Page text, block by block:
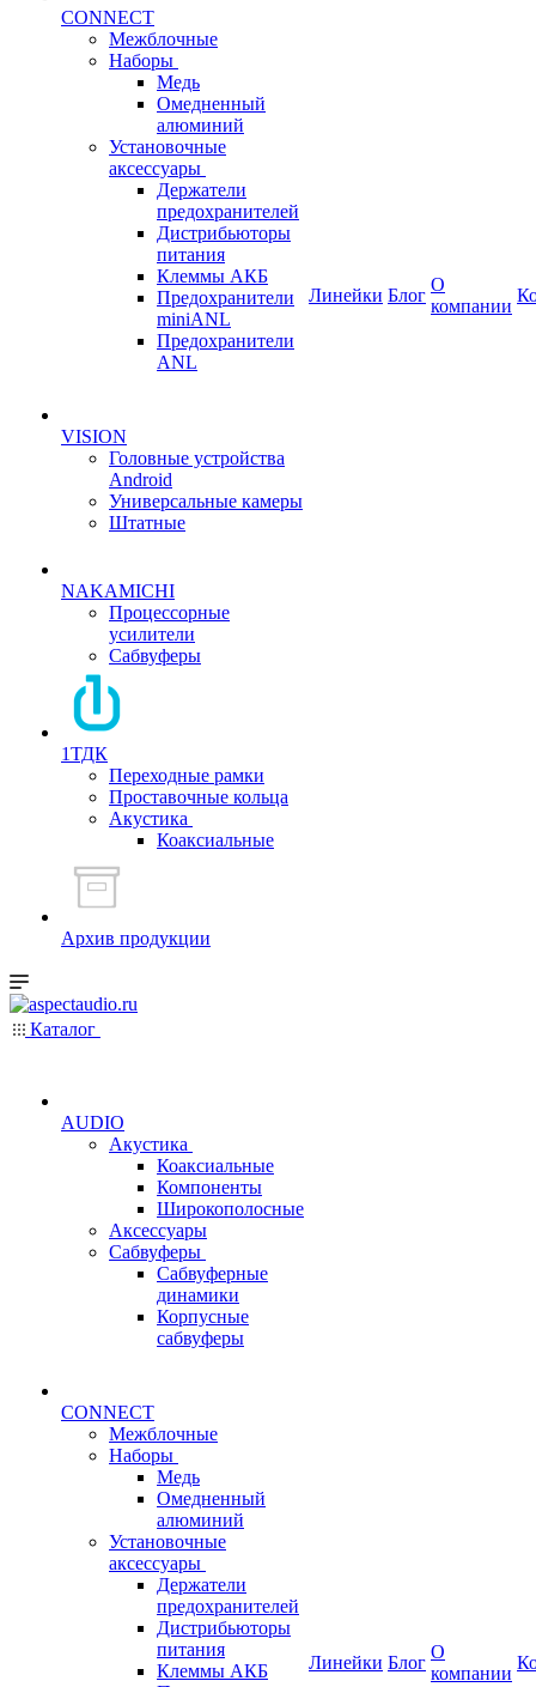
CONNECT
Межблочные
Наборы
Медь
Омедненный
алюминий
Установочные
аксессуары
Держатели
предохранителей
Дистрибьюторы
питания
Клеммы АКБ
Предохранители
miniANL
Предохранители
ANL
VISION
Головные устройства
Android
Универсальные камеры
Штатные
NAKAMICHI
Процессорные
усилители
Сабвуферы
1ТДК
Переходные рамки
Проставочные кольца
Акустика
Коаксиальные
Архив продукции
Линейки Блог
О
компании
Каталог
AUDIO
Акустика
Коаксиальные
Компоненты
Широкополосные
Аксессуары
Сабвуферы
Сабвуферные
динамики
Корпусные
сабвуферы
CONNECT
Межблочные
Наборы
Медь
Омедненный
алюминий
Установочные
аксессуары
Держатели
предохранителей
Дистрибьюторы
питания
Клеммы АКБ
Линейки Блог
О
компании